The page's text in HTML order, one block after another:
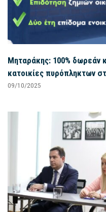
Μηταράκης: 100% δωρεάν
κατοικίες πυρόπληκτων
09/10/2025